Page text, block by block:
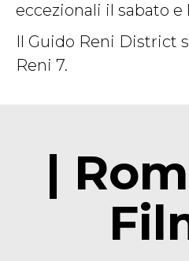
eccezionali il sabato e
Il Guido Reni District
Reni 7.
|